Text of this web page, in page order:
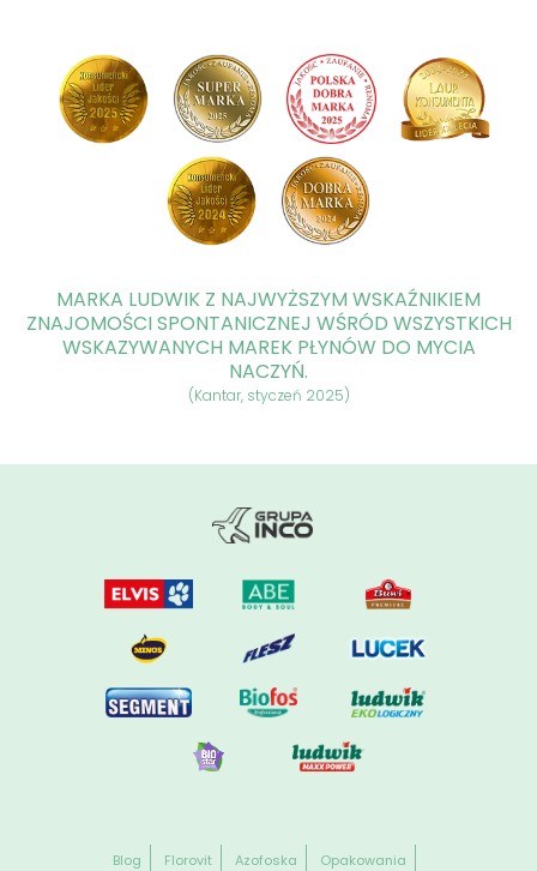
MARKA LUDWIK Z NAJWYŻSZYM WSKAŹNIKIEM
ZNAJOMOŚCI SPONTANICZNEJ WŚRÓD WSZYSTKICH
WSKAZYWANYCH MAREK PŁYNÓW DO MYCIA
NACZYŃ.
(Kantar, styczeń 2025)
Blog Florovit Azofoska Opakowania